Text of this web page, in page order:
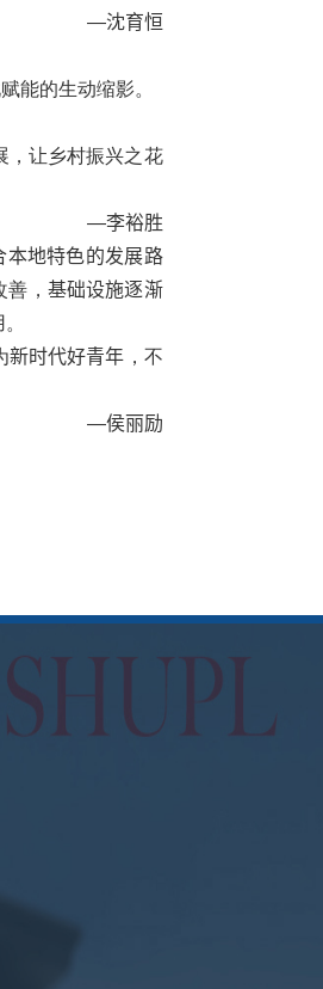
—沈育恒
能的生动缩影。
，让乡村振兴之花
—李裕胜
本地特色的发展路
善， 基础设施逐渐
新时代好青年 ，不
—侯丽励